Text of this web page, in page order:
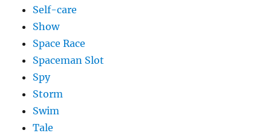
Self-care
Show
Space Race
Spaceman Slot
Spy
Storm
Swim
Tale